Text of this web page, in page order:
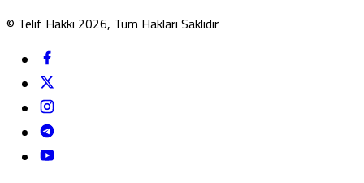
© Telif Hakkı 2026, Tüm Hakları Saklıdır